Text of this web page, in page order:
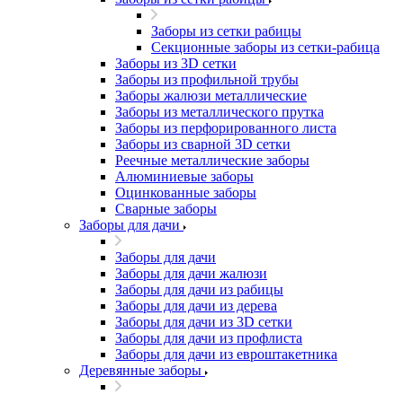
Заборы из сетки рабицы
Секционные заборы из сетки-рабица
Заборы из 3D сетки
Заборы из профильной трубы
Заборы жалюзи металлические
Заборы из металлического прутка
Заборы из перфорированного листа
Заборы из сварной 3D сетки
Реечные металлические заборы
Алюминиевые заборы
Оцинкованные заборы
Сварные заборы
Заборы для дачи
Заборы для дачи
Заборы для дачи жалюзи
Заборы для дачи из рабицы
Заборы для дачи из дерева
Заборы для дачи из 3D сетки
Заборы для дачи из профлиста
Заборы для дачи из евроштакетника
Деревянные заборы